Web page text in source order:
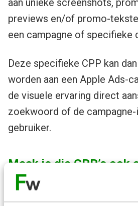
aan unieke screenshots,
previews en/of promo-
een campagne of specifieke
Deze specifieke CPP kan
worden aan een Apple Ads-
de visuele ervaring direct
zoekwoord of de
gebruiker.
Maak je die CPP’s ook
Ads? Helaas niet.